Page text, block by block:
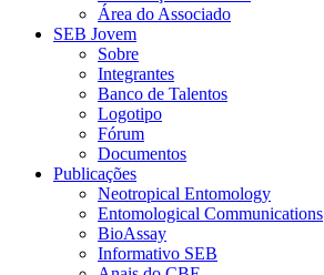
Área do Associado
SEB Jovem
Sobre
Integrantes
Banco de Talentos
Logotipo
Fórum
Documentos
Publicações
Neotropical Entomology
Entomological Communications
BioAssay
Informativo SEB